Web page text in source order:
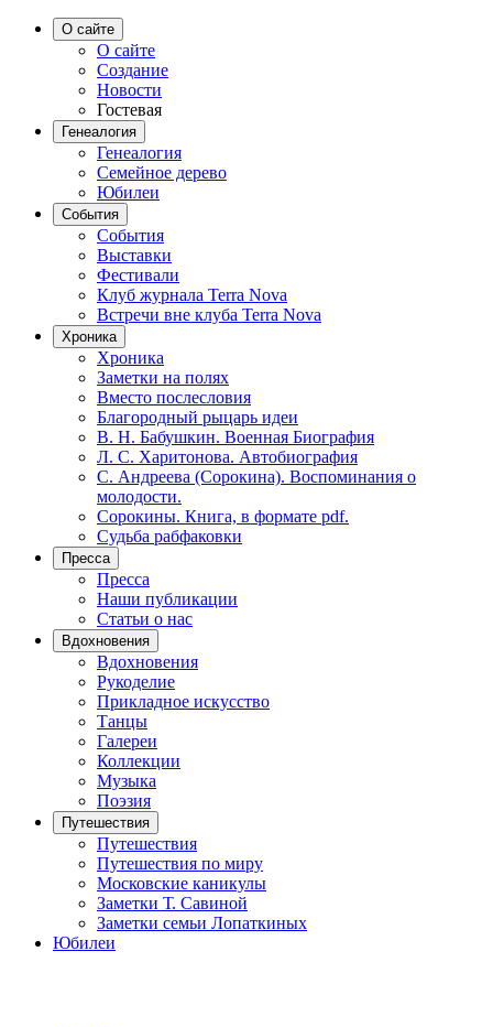
О сайте
О сайте
Создание
Новости
Гостевая
Генеалогия
Генеалогия
Семейное дерево
Юбилеи
События
События
Выставки
Фестивали
Клуб журнала Terra Nova
Встречи вне клуба Terra Nova
Хроника
Хроника
Заметки на полях
Вместо послесловия
Благородный рыцарь идеи
В. Н. Бабушкин. Военная Биография
Л. С. Харитонова. Автобиография
С. Андреева (Сорокина). Воспоминания о
молодости.
Сорокины. Книга, в формате pdf.
Судьба рабфаковки
Пресса
Пресса
Наши публикации
Статьи о нас
Вдохновения
Вдохновения
Рукоделие
Прикладное искусство
Танцы
Галереи
Коллекции
Музыка
Поэзия
Путешествия
Путешествия
Путешествия по миру
Московские каникулы
Заметки Т. Савиной
Заметки семьи Лопаткиных
Юбилеи